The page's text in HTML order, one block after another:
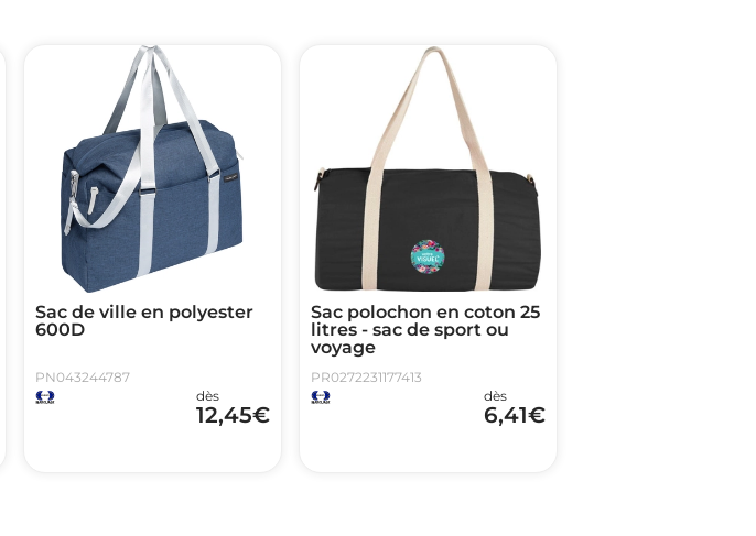
Sac de ville en polyester
600D
PN043244787
dès
12,45€
Sac polochon en coton 25
litres - sac de sport ou
voyage
PR0272231177413
dès
6,41€